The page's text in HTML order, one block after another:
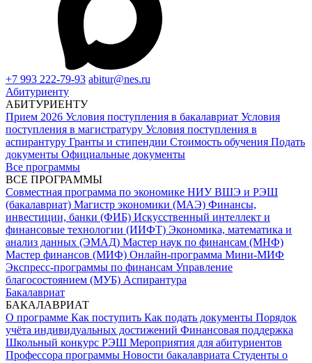
+7 993 222-79-93 abitur@nes.ru
Абитуриенту
АБИТУРИЕНТУ
Прием 2026 Условия поступления в бакалавриат Условия
поступления в магистратуру Условия поступления в
аспирантуру Гранты и стипендии Стоимость обучения Подать
документы Официальные документы
Все программы
ВСЕ ПРОГРАММЫ
Совместная программа по экономике НИУ ВШЭ и РЭШ
(бакалавриат) Магистр экономики (МАЭ) Финансы,
инвестиции, банки (ФИБ) Искусственный интеллект и
финансовые технологии (ИИФТ) Экономика, математика и
анализ данных (ЭМАД) Мастер наук по финансам (МНФ)
Мастер финансов (МИФ) Онлайн-программа Мини-МИФ
Экспресс-программы по финансам Управление
благосостоянием (МУБ) Аспирантура
Бакалавриат
БАКАЛАВРИАТ
О программе Как поступить Как подать документы Порядок
учёта индивидуальных достижений Финансовая поддержка
Школьный конкурс РЭШ Мероприятия для абитуриентов
Профессора программы Новости бакалавриата Студенты о